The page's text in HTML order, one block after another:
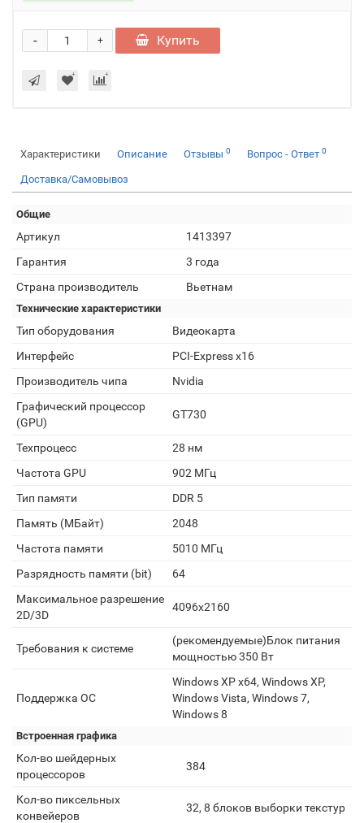
+
- Купить
Характеристики Описание Отзывы 0 Вопрос - Ответ 0
Доставка/Самовывоз
Общие
Артикул
1413397
Гарантия
3 года
Страна производитель
Вьетнам
Технические характеристики
Тип оборудования
Видеокарта
Интерфейс
PCI-Express x16
Производитель чипа
Nvidia
Графический процессор
(GPU)
GT730
Техпроцесс
28 нм
Частота GPU
902 МГц
Тип памяти
DDR 5
Память (МБайт)
2048
Частота памяти
5010 МГц
Разрядность памяти (bit)
64
Максимальное разрешение
2D/3D
4096x2160
Требования к системе
(рекомендуемые)Блок питания
мощностью 350 Вт
Поддержка ОС
Windows XP x64, Windows XP,
Windows Vista, Windows 7,
Windows 8
Встроенная графика
Кол-во шейдерных
процессоров
384
Кол-во пиксельных
конвейеров
32, 8 блоков выборки текстур